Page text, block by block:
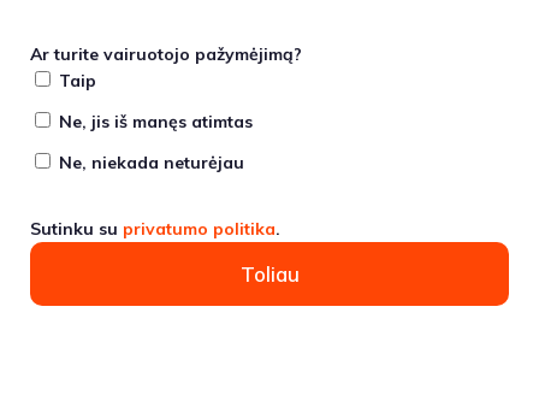
Ar turite vairuotojo pažymėjimą?
Taip
Ne, jis iš manęs atimtas
Ne, niekada neturėjau
Sutinku su privatumo politika.
Toliau